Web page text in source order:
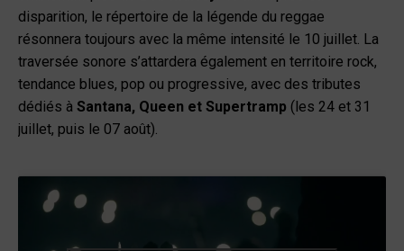
disparition, le répertoire de la légende du reggae
résonnera toujours avec la même intensité le 10 juillet. La
traversée sonore s’attardera également en territoire rock,
tendance blues, pop ou progressive, avec des tributes
dédiés à Santana, Queen et Supertramp (les 24 et 31
juillet, puis le 07 août).